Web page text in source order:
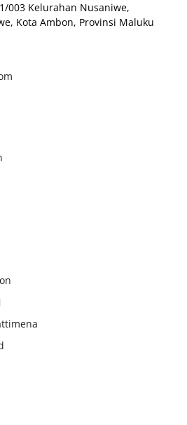
003 Kelurahan Nusaniwe,
Kota Ambon, Provinsi Maluku